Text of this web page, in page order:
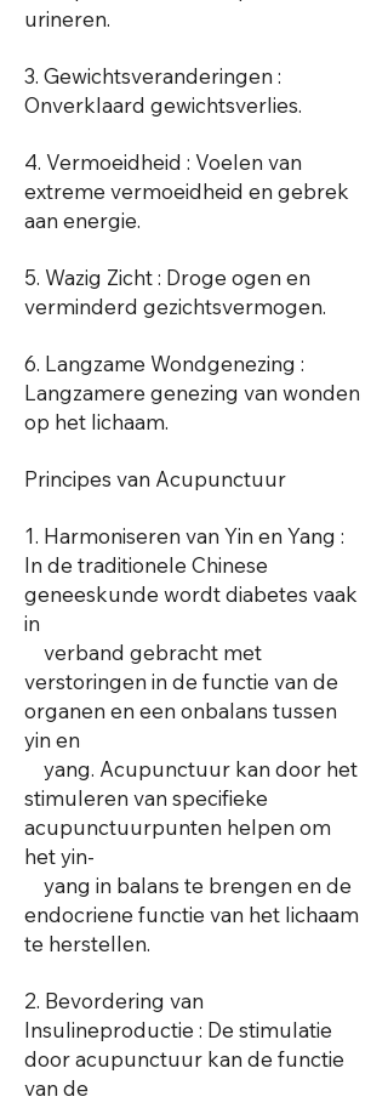
urineren.
3. Gewichtsveranderingen :
Onverklaard gewichtsverlies.
4. Vermoeidheid : Voelen van
extreme vermoeidheid en gebrek
aan energie.
5. Wazig Zicht : Droge ogen en
verminderd gezichtsvermogen.
6. Langzame Wondgenezing :
Langzamere genezing van wonden
op het lichaam.
Principes van Acupunctuur
1. Harmoniseren van Yin en Yang :
In de traditionele Chinese
geneeskunde wordt diabetes vaak
in
verband gebracht met
verstoringen in de functie van de
organen en een onbalans tussen
yin en
yang. Acupunctuur kan door het
stimuleren van specifieke
acupunctuurpunten helpen om
het yin-
yang in balans te brengen en de
endocriene functie van het lichaam
te herstellen.
2. Bevordering van
Insulineproductie : De stimulatie
door acupunctuur kan de functie
van de